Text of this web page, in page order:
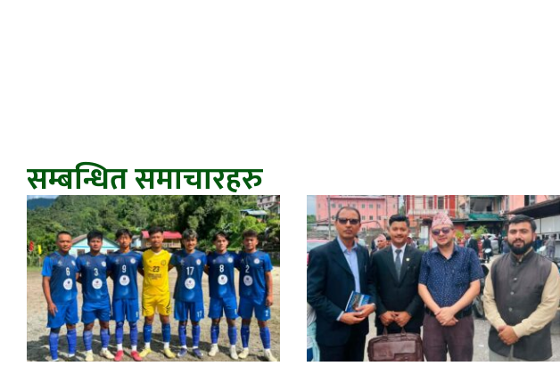
सम्बन्धित समाचारहरु